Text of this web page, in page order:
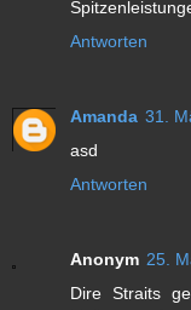
Antworten
Amanda 31.
asd
Antworten
Anonym 25.
Dire Straits